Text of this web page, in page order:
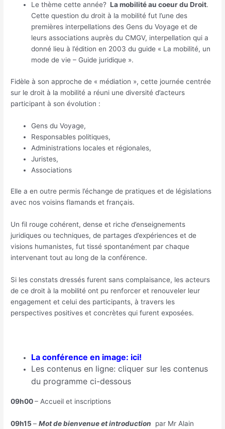
Le thème cette année? La mobilité au coeur du Droit.
Cette question du droit à la mobilité fut l’une des
premières interpellations des Gens du Voyage et de
leurs associations auprès du CMGV, interpellation qui a
donné lieu à l’édition en 2003 du guide « La mobilité, un
mode de vie – Guide juridique ».
Fidèle à son approche de « médiation », cette journée centrée
sur le droit à la mobilité a réuni une diversité d’acteurs
participant à son évolution :
Gens du Voyage,
Responsables politiques,
Administrations locales et régionales,
Juristes,
Associations
Elle a en outre permis l’échange de pratiques et de législations
avec nos voisins flamands et français.
Un fil rouge cohérent, dense et riche d’enseignements
juridiques ou techniques, de partages d’expériences et de
visions humanistes, fut tissé spontanément par chaque
intervenant tout au long de la conférence.
Si les constats dressés furent sans complaisance, les acteurs
de ce droit à la mobilité ont pu renforcer et renouveler leur
engagement et celui des participants, à travers les
perspectives positives et concrètes qui furent exposées.
La conférence en image: ici!
Les contenus en ligne: cliquer sur les contenus
du programme ci-dessous
09h00– Accueil et inscriptions
09h15–Mot de bienvenue et introduction par Mr Alain